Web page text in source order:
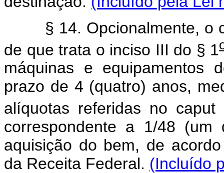
§ 14. Opcionalmente, o
de que trata o inciso III do § 1
máquinas e equipamentos
prazo de 4 (quatro) anos,
alíquotas referidas no
correspondente a 1/48
aquisição do bem, de
da Receita Federal. (Incluído